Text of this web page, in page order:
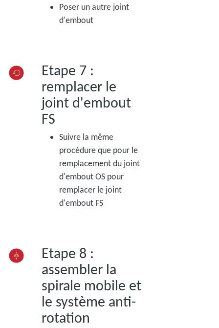
Poser un autre joint
d'embout
Etape 7 :
remplacer le
joint d'embout
FS
Suivre la même
procédure que pour le
remplacement du joint
d'embout OS pour
remplacer le joint
d'embout FS
Etape 8 :
assembler la
spirale mobile et
le système anti-
rotation